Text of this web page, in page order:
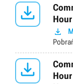


